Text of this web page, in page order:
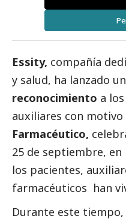
Essity, compañía
y salud, ha lanzado
reconocimiento a
auxiliares con motivo
Farmacéutico,
25 de septiembre,
los pacientes,
farmacéuticos han
Durante este